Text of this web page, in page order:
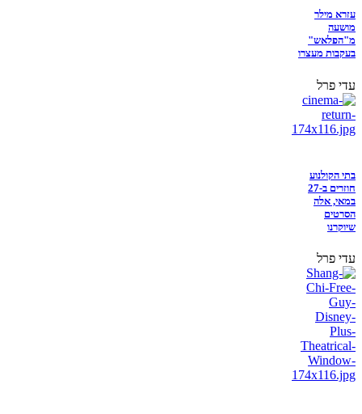
עזרא מילר
מושעה
מ"הפלאש"
בעקבות מעצרו
עדי פרל
בתי הקולנוע
חוזרים ב-27
במאי, אלה
הסרטים
שיוקרנו
עדי פרל